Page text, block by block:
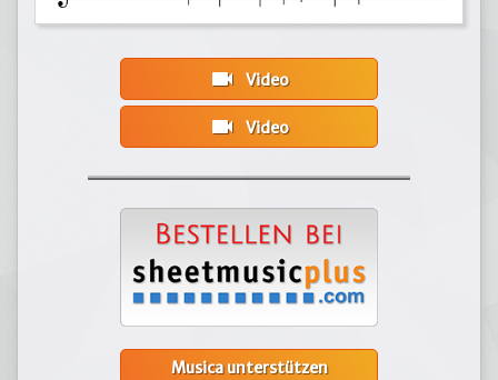
videocam Video
videocam Video
Musica unterstützen